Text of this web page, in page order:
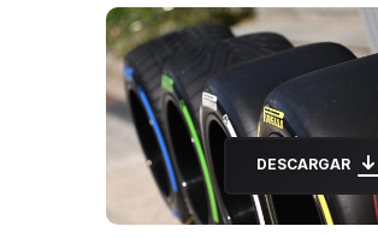
DESCARGAR